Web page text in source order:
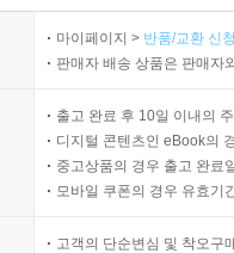
마이페이지 > 반품/교환 신
판매자 배송 상품은 판매자
출고 완료 후 10일 이내의
디지털 콘텐츠인 eBook의
중고상품의 경우 출고 완료
모바일 쿠폰의 경우 유효기
고객의 단순변심 및 착오구